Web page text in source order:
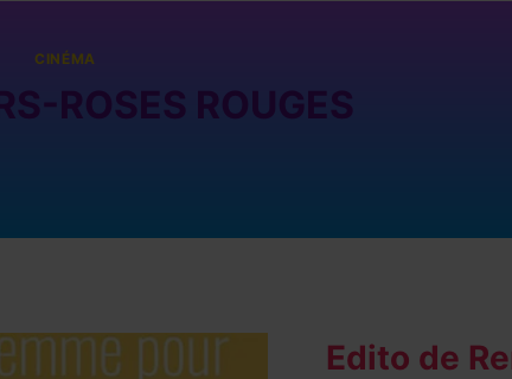
CINÉMA
ROSES ROUGES
Edito de